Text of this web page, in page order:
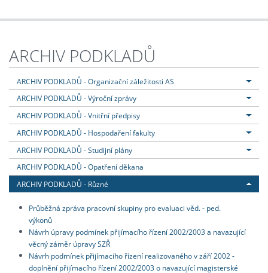
ARCHIV PODKLADŮ
ARCHIV PODKLADŮ - Organizační záležitosti AS
ARCHIV PODKLADŮ - Výroční zprávy
ARCHIV PODKLADŮ - Vnitřní předpisy
ARCHIV PODKLADŮ - Hospodaření fakulty
ARCHIV PODKLADŮ - Studijní plány
ARCHIV PODKLADŮ - Opatření děkana
ARCHIV PODKLADŮ - Různé
Průběžná zpráva pracovní skupiny pro evaluaci věd. - ped.
výkonů
Návrh úpravy podmínek přijímacího řízení 2002/2003 a navazující
věcný záměr úpravy SZŘ
Návrh podmínek přijímacího řízení realizovaného v září 2002 -
doplnění přijímacího řízení 2002/2003 o navazující magisterské